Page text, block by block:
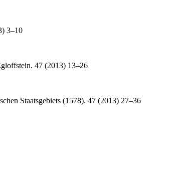
3–10
47 (2013) 13–26
Staatsgebiets (1578). 47 (2013) 27–36